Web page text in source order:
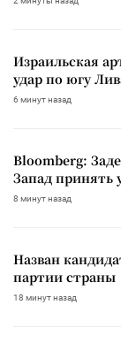
Израильская
удар по югу
6 минут назад
Bloomberg:
Запад принять
8 минут назад
Назван
партии страны
18 минут назад